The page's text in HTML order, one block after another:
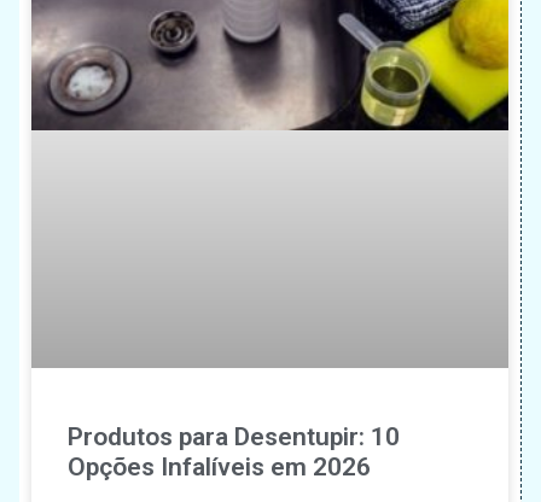
Produtos para Desentupir: 10
Opções Infalíveis em 2026